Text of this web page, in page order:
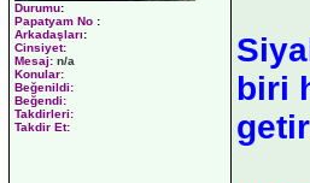
Durumu:
Papatyam No :
Arkadaşları:
Cinsiyet:
Mesaj: n/a
Konular:
Beğenildi:
Beğendi:
Takdirleri:
Takdir Et:
biri